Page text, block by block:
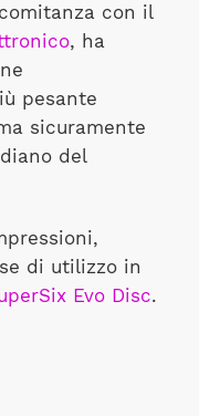
con il
, ha
pesante
sicuramente
del
di utilizzo in
Evo Disc.